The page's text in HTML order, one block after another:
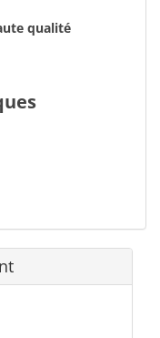
qualité